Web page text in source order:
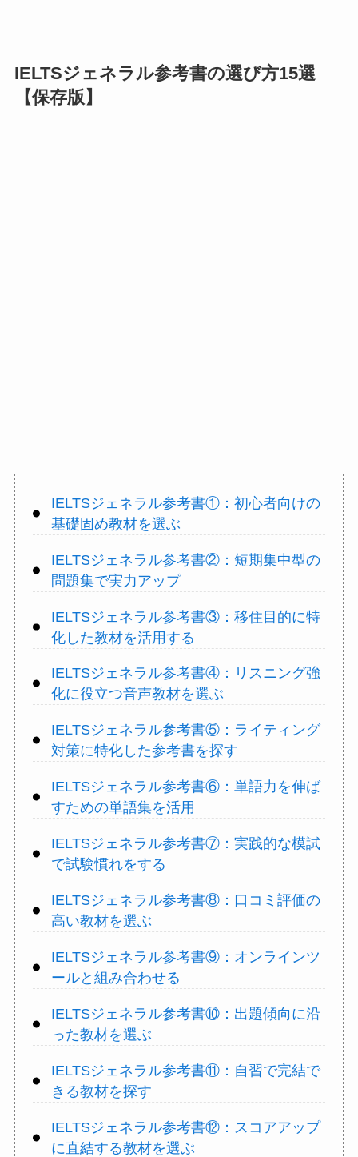
IELTSジェネラル参考書の選び方15選
【保存版】
IELTSジェネラル参考書①：初心者向けの
基礎固め教材を選ぶ
IELTSジェネラル参考書②：短期集中型の
問題集で実力アップ
IELTSジェネラル参考書③：移住目的に特
化した教材を活用する
IELTSジェネラル参考書④：リスニング強
化に役立つ音声教材を選ぶ
IELTSジェネラル参考書⑤：ライティング
対策に特化した参考書を探す
IELTSジェネラル参考書⑥：単語力を伸ば
すための単語集を活用
IELTSジェネラル参考書⑦：実践的な模試
で試験慣れをする
IELTSジェネラル参考書⑧：口コミ評価の
高い教材を選ぶ
IELTSジェネラル参考書⑨：オンラインツ
ールと組み合わせる
IELTSジェネラル参考書⑩：出題傾向に沿
った教材を選ぶ
IELTSジェネラル参考書⑪：自習で完結で
きる教材を探す
IELTSジェネラル参考書⑫：スコアアップ
に直結する教材を選ぶ